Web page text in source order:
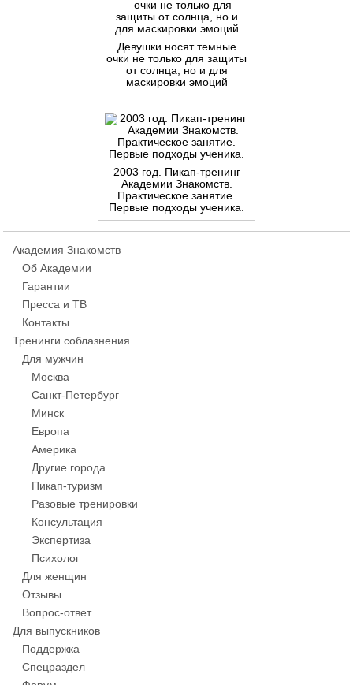
Девушки носят темные
очки не только для защиты
от солнца, но и для
маскировки эмоций
2003 год. Пикап-тренинг
Академии Знакомств.
Практическое занятие.
Первые подходы ученика.
Академия Знакомств
Об Академии
Гарантии
Пресса и ТВ
Контакты
Тренинги соблазнения
Для мужчин
Москва
Санкт-Петербург
Минск
Европа
Америка
Другие города
Пикап-туризм
Разовые тренировки
Консультация
Экспертиза
Психолог
Для женщин
Отзывы
Вопрос-ответ
Для выпускников
Поддержка
Спецраздел